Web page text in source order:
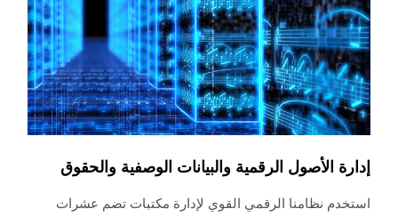
إدارة الأصول الرقمية والبيانات الوصفية والحقوق
استخدم نظامنا الرقمي القوي لإدارة مكتبات تضم عشرات